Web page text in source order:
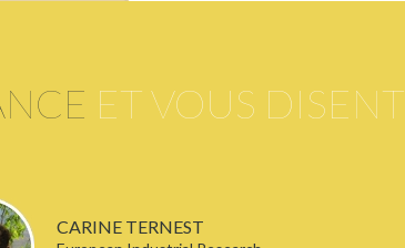
ET VOUS DISENT
CARINE TERNEST